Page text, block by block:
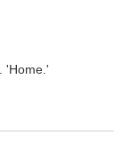
'Home.'